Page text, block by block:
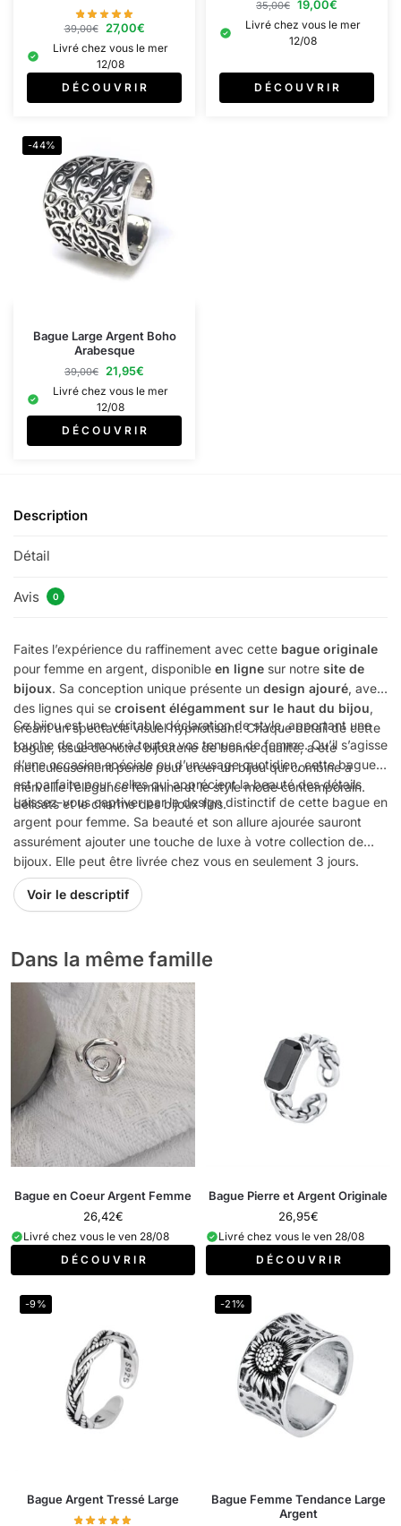
39,00€ 27,00€
Livré chez vous le mer
12/08
D É C O U V R I R
35,00€ 19,00€
Livré chez vous le mer
12/08
D É C O U V R I R
-44%
Bague Large Argent Boho
Arabesque
39,00€ 21,95€
Livré chez vous le mer
12/08
D É C O U V R I R
Description
Détail
Avis 0
Faites l’expérience du raffinement avec cette bague originale
pour femme en argent, disponible en ligne sur notre site de
bijoux. Sa conception unique présente un design ajouré, avec
des lignes qui se croisent élégamment sur le haut du bijou,
créant un spectacle visuel hypnotisant. Chaque détail de cette
bague, issue de notre bijouterie de bonne qualité, a été
méticuleusement pensé pour créer un bijou qui combine à
merveille l’élégance féminine et le style mode contemporain.
Ce bijou est une véritable déclaration de style, apportant une
touche de glamour à toutes vos tenues de femme. Qu’il s’agisse
d’une occasion spéciale ou d’un usage quotidien, cette bague
est parfaite pour celles qui apprécient la beauté des détails
délicats et le charme des bijoux fins.
Laissez-vous captiver par le design distinctif de cette bague en
argent pour femme. Sa beauté et son allure ajourée sauront
assurément ajouter une touche de luxe à votre collection de
bijoux. Elle peut être livrée chez vous en seulement 3 jours.
Voir le descriptif
Dans la même famille
Bague en Coeur Argent Femme
26,42€
Livré chez vous le ven 28/08
D É C O U V R I R
Bague Pierre et Argent Originale
26,95€
Livré chez vous le ven 28/08
D É C O U V R I R
-9%
Bague Argent Tressé Large
-21%
Bague Femme Tendance Large
Argent